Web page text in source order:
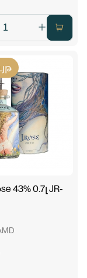
43% 0.7լ JR-